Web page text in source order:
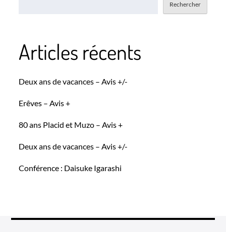
Rechercher
Articles récents
Deux ans de vacances – Avis +/-
Erêves – Avis +
80 ans Placid et Muzo – Avis +
Deux ans de vacances – Avis +/-
Conférence : Daisuke Igarashi